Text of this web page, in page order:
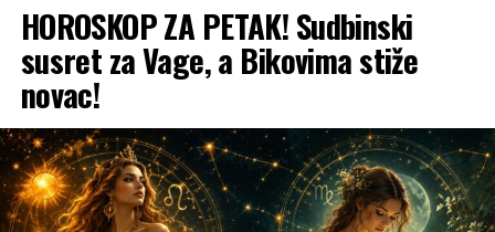
HOROSKOP ZA PETAK! Sudbinski
susret za Vage, a Bikovima stiže
novac!